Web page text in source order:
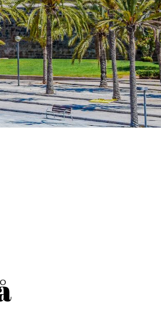
om du
hjälp att välja